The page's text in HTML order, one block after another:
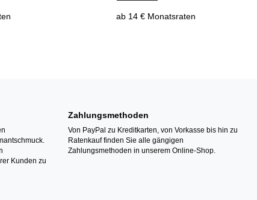
ab 14 € Monatsraten
Kunden zu
Zahlungsmethoden
Von PayPal zu Kreditkarten, von Vorkasse bis hin zu
Ratenkauf finden Sie alle gängigen
Zahlungsmethoden in unserem Online-Shop.